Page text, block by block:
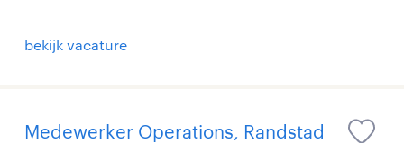
bekijk vacature
Medewerker Operations, Randstad